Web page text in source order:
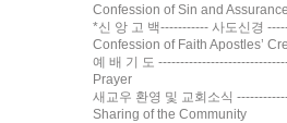
Confession of Sin and
*신 앙 고 백----------- 사도신경
Confession of Faith Apostles’
예 배 기 도
Prayer
새교우 환영 및 교회소식
Sharing of the Community